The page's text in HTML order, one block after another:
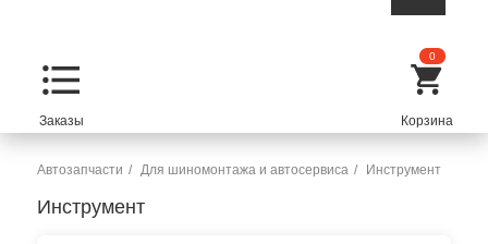
0
Автозапчасти Для шиномонтажа и автосервиса Инструмент
Инструмент